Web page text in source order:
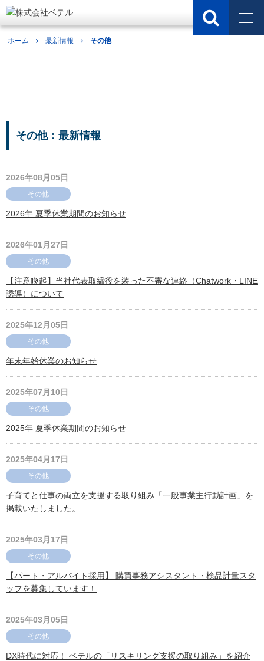
ホーム 最新情報 その他
その他：最新情報
2026年08月05日
その他
2026年 夏季休業期間のお知らせ
2026年01月27日
その他
【注意喚起】当社代表取締役を装った不審な連絡（Chatwork・LINE
誘導）について
2025年12月05日
その他
年末年始休業のお知らせ
2025年07月10日
その他
2025年 夏季休業期間のお知らせ
2025年04月17日
その他
子育てと仕事の両立を支援する取り組み「一般事業主行動計画」を
掲載いたしました。
2025年03月17日
その他
【パート・アルバイト採用】 購買事務アシスタント・検品計量スタ
ッフを募集しています！
2025年03月05日
その他
DX時代に対応！ ベテルの「リスキリング支援の取り組み」を紹介